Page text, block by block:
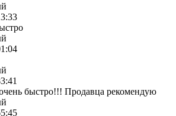
быстро!!! Продавца рекомендую